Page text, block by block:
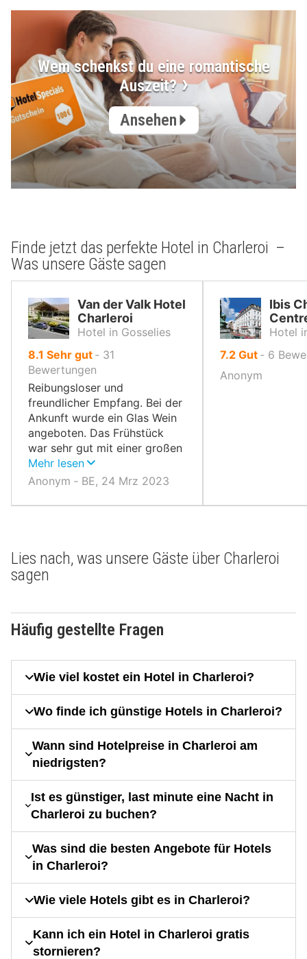
Wem schenkst du eine romantische
Auszeit?
Ansehen
Finde jetzt das perfekte Hotel in Charleroi –
Was unsere Gäste sagen
Van der Valk Hotel
Charleroi
Hotel in Gosselies
8.1 von
10,
Sehr gut ‐ 31
Bewertungen
Reibungsloser und
freundlicher Empfang. Bei der
Ankunft wurde ein Glas Wein
angeboten. Das Frühstück
war sehr gut mit einer großen
Auswahl. Tolles Hotel.
Mehr lesen
Anonym ‐ BE, 24 Mrz 2023
Ibis
Hotel
7.2 von
Gut ‐ 6
Anonym
Lies nach, was unsere Gäste über Charleroi
sagen
Häufig gestellte Fragen
Wie viel kostet ein Hotel in Charleroi?
Wo finde ich günstige Hotels in Charleroi?
Wann sind Hotelpreise in Charleroi am
niedrigsten?
Ist es günstiger, last minute eine Nacht in
Charleroi zu buchen?
Was sind die besten Angebote für Hotels
in Charleroi?
Wie viele Hotels gibt es in Charleroi?
Kann ich ein Hotel in Charleroi gratis
stornieren?